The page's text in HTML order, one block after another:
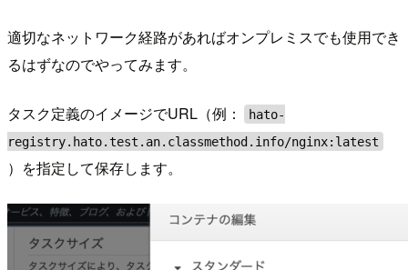
適切なネットワーク経路があればオンプレミスでも使用でき
るはずなのでやってみます。
タスク定義のイメージでURL（例：
hato-
registry.hato.test.an.classmethod.info/nginx:latest
）を指定して保存します。